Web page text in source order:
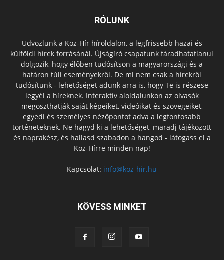
RÓLUNK
Üdvözlünk a Köz-Hír híroldalon, a legfrissebb hazai és
külföldi hírek forrásánál. Újságíró csapatunk fáradhatatlanul
dolgozik, hogy élőben tudósítson a magyarországi és a
határon túli eseményekről. De mi nem csak a hírekről
tudósítunk - lehetőséget adunk arra is, hogy Te is részese
legyél a híreknek. Interaktív aloldalunkon az olvasók
megoszthatják saját képeiket, videóikat és szövegeiket,
egyedi és személyes nézőpontot adva a legfontosabb
történeteknek. Ne hagyd ki a lehetőséget, maradj tájékozott
és naprakész, és hallasd szabadon a hangod - látogass el a
Köz-Hírre minden nap!
Kapcsolat: info@koz-hir.hu
KÖVESS MINKET